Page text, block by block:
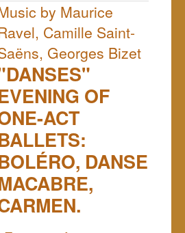
by Maurice
Camille Saint-
Georges Bizet
OF
ACT
DANSE